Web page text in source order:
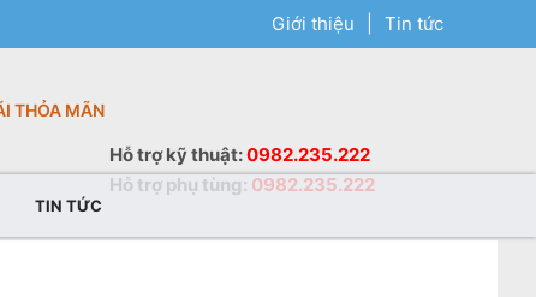
Giới thiệu Tin tức
THỎA MÃN
Hỗ trợkỹ thuật:0982.235.222
Hỗ trợ phụ tùng: 0982.235.222
TIN TỨC